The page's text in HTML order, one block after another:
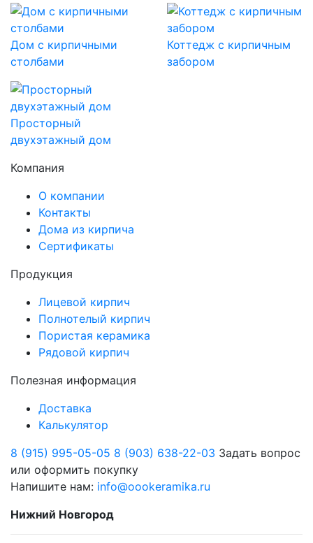
Дом с кирпичными
столбами
Коттедж с кирпичным
забором
Просторный
двухэтажный дом
Компания
О компании
Контакты
Дома из кирпича
Сертификаты
Продукция
Лицевой кирпич
Полнотелый кирпич
Пористая керамика
Рядовой кирпич
Полезная информация
Доставка
Калькулятор
8 (915) 995-05-05 8 (903) 638-22-03 Задать вопрос
или оформить покупку
Напишите нам: info@oookeramika.ru
Нижний Новгород